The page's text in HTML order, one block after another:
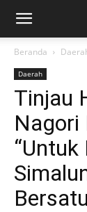
Beranda
Daerah
Tinjau
Nagori
“Untuk